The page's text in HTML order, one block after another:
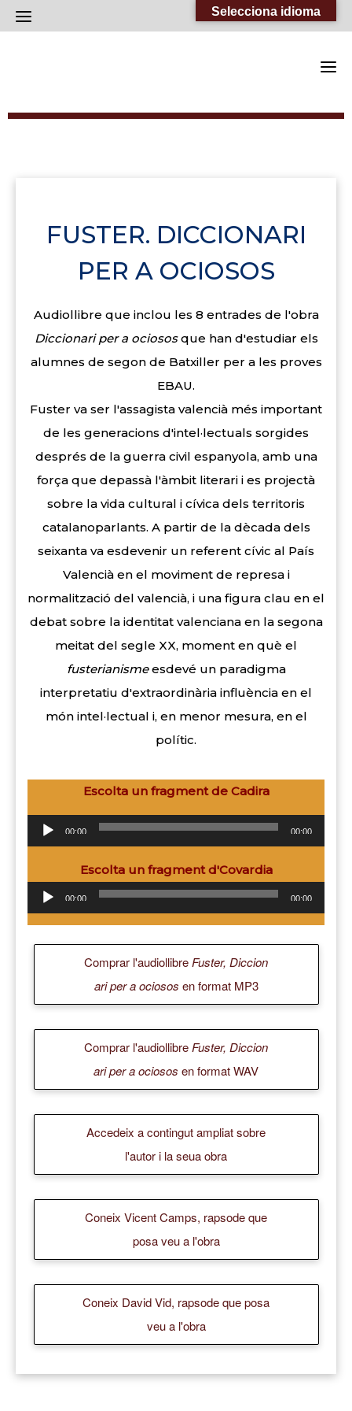
content
FUSTER. DICCIONARI
PER A OCIOSOS
Audiollibre que inclou les 8 entrades de l'obra
Diccionari per a ociososque han d'estudiar els
alumnes de segon de Batxiller per a les proves
EBAU.
Fuster va ser l'assagista valencià més important
de les generacions d'intel·lectuals sorgides
després de la guerra civil espanyola, amb una
força que depassà l'àmbit literari i es projectà
sobre la vida cultural i cívica dels territoris
catalanoparlants. A partir de la dècada dels
seixanta va esdevenir un referent cívic al País
Valencià en el moviment de represa i
normalització del valencià, i una figura clau en el
debat sobre la identitat valenciana en la segona
meitat del segle XX, moment en què el
fusterianismeesdevé un paradigma
interpretatiu d'extraordinària influència en el
món intel·lectual i, en menor mesura, en el
polític.
Escolta un fragment de Cadira
Reproductor
de
audio
00:00 00:00
Escolta un fragment d'Covardia
de
audio
00:00 00:00
Comprar l'audiollibreFuster, Diccion
ari per a ociosos en format MP3
Comprar l'audiollibreFuster, Diccion
ari per a ociosos en format WAV
Accedeix a contingut ampliat sobre
l'autor i la seua obra
Coneix Vicent Camps, rapsode que
posa veu a l'obra
Coneix David Vid, rapsode que posa
veu a l'obra
Selecciona idioma